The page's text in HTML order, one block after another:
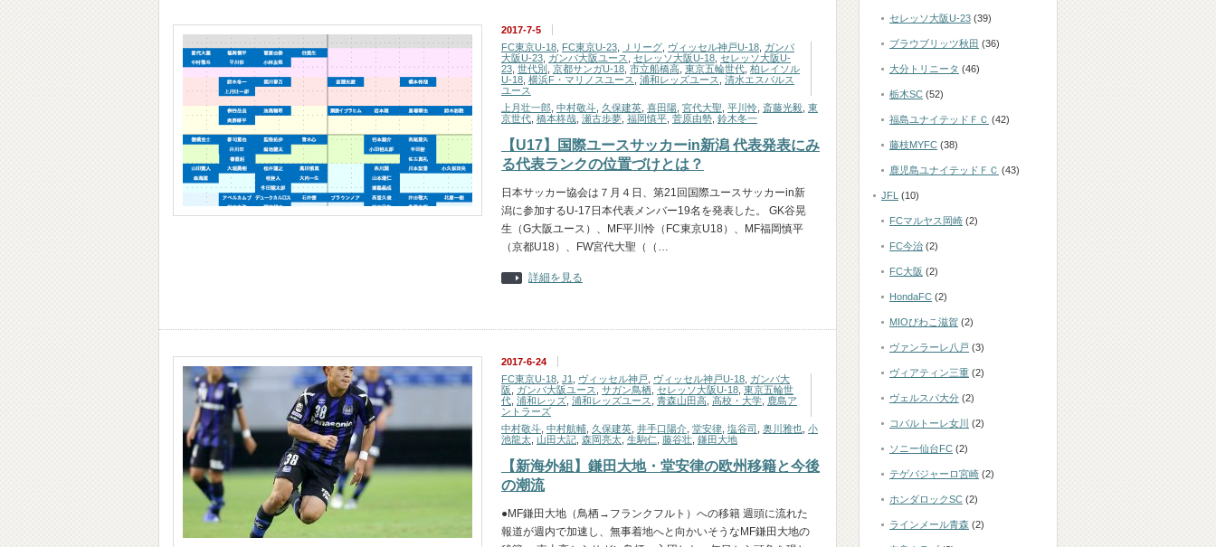
2017-7-5
FC東京U-18 FC東京U-23 Ｊリーグ ヴィッセル神戸U-18 ガンバ
大阪U-23 ガンバ大阪ユース セレッソ大阪U-18 セレッソ大阪U-
23 世代別 京都サンガU-18 市立船橋高 東京五輪世代 柏レイソル
U-18 横浜F・マリノスユース 浦和レッズユース
清水エスパルス
ユース
上月壮一郎 中村敬斗 久保建英 喜田陽 宮代大聖 平川怜 斎藤光毅 東
京世代 橋本柊哉 瀬古歩夢 福岡慎平 菅原由勢 鈴木冬一
【U17】国際ユースサッカーin新潟 代表発表にみ
る代表ランクの位置づけとは？
日本サッカー協会は７月４日、第21回国際ユースサッカーin新
潟に参加するU-17日本代表メンバー19名を発表した。 GK谷晃
生（G大阪ユース）、MF平川怜（FC東京U18）、MF福岡慎平
（京都U18）、FW宮代大聖（（…
詳細を見る
2017-6-24
FC東京U-18 J1 ヴィッセル神戸 ヴィッセル神戸U-18 ガンバ大
阪
ガンバ大阪ユース サガン鳥栖 セレッソ大阪U-18 東京五輪世
代 浦和レッズ 浦和レッズユース 青森山田高 高校・大学 鹿島ア
ントラーズ
中村敬斗 中村航輔 久保建英 井手口陽介 堂安律 塩谷司 奥川雅也 小
池龍太 山田大記 森岡亮太 生駒仁 藤谷壮 鎌田大地
【新海外組】鎌田大地・堂安律の欧州移籍と今後
の潮流
●MF鎌田大地（鳥栖→フランクフルト）への移籍 週頭に流れた
報道が週内で加速し、無事着地へと向かいそうなMF鎌田大地の
セレッソ大阪U-23 (39)
ブラウブリッツ秋田 (36)
大分トリニータ (46)
栃木SC (52)
福島ユナイテッドＦＣ (42)
藤枝MYFC (38)
鹿児島ユナイテッドＦＣ (43)
JFL (10)
FCマルヤス岡崎 (2)
FC今治 (2)
FC大阪 (2)
HondaFC (2)
MIOびわこ滋賀 (2)
ヴァンラーレ八戸 (3)
ヴィアティン三重 (2)
ヴェルスパ大分 (2)
コバルトーレ女川 (2)
ソニー仙台FC (2)
テゲバジャーロ宮崎 (2)
ホンダロックSC (2)
ラインメール青森 (2)